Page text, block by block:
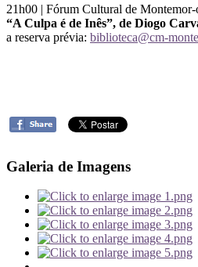
21h00 | Fórum Cultural de
“A Culpa é de Inês”, de Diogo
a reserva prévia: biblioteca@cm-
Galeria de Imagens